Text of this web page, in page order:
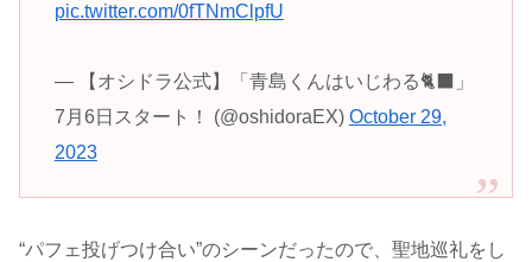
pic.twitter.com/0fTNmClpfU
— 【オシドラ公式】「青島くんはいじわる🐈‍⬛」
7月6日スタート！ (@oshidoraEX) October 29,
2023
“パフェ投げつけ合い”のシーンだったので、聖地巡礼をし